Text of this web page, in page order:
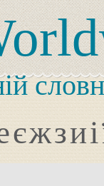
єжзиі